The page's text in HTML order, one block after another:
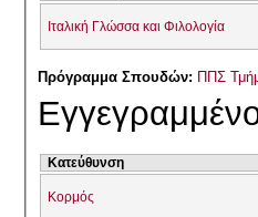
Ιταλική Γλώσσα και Φιλολογία
Πρόγραμμα Σπουδών: ΠΠΣ
Κατεύθυνση
Κορμός